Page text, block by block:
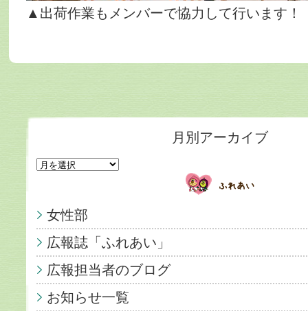
▲出荷作業もメンバーで協力して行います！
月別アーカイブ
女性部
広報誌「ふれあい」
広報担当者のブログ
お知らせ一覧